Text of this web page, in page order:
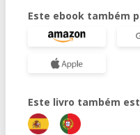
Este ebook também
Este livro também